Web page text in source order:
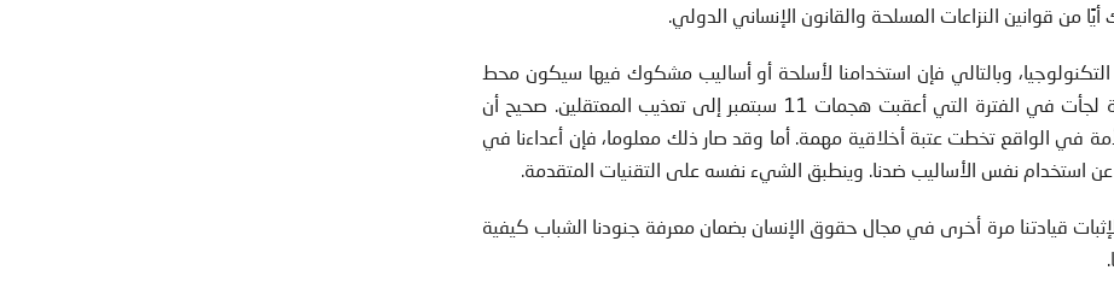
من قوانين النزاعات المسلحة والقانون الإنساني الدولي.
التكنولوجيا، وبالتالي فإن استخدامنا لأسلحة أو أساليب مشكوك فيها سيكون محط
أنظار الآخرين. ومما يؤسف له أن الولايات المتحدة لجأت في الفترة التي أعقبت هجمات 11 سبتمبر إلى تعذيب المعتقلين. صحيح أن
في الواقع تخطت عتبة أخلاقية مهمة. أما وقد صار ذلك معلوما، فإن أعداءنا في
استخدام نفس الأساليب ضدنا. وينطبق الشيء نفسه على التقنيات المتقدمة.
قيادتنا مرة أخرى في مجال حقوق الإنسان بضمان معرفة جنودنا الشباب كيفية